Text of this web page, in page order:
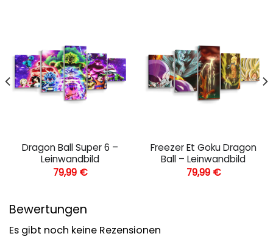
Dragon Ball Super 6 –
Leinwandbild
79,99 €
Freezer Et Goku Dragon
Ball – Leinwandbild
79,99 €
Bewertungen
Es gibt noch keine Rezensionen